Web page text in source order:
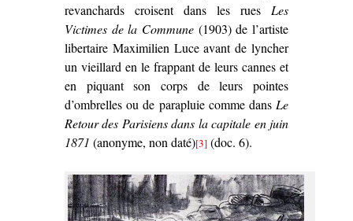
revanchards croisent dans les rues Les
Victimes de la Commune (1903) de l’artiste
libertaire Maximilien Luce avant de lyncher
un vieillard en le frappant de leurs cannes et
en piquant son corps de leurs pointes
d’ombrelles ou de parapluie comme dans Le
Retour des Parisiens dans la capitale en juin
1871 (anonyme, non daté)[3] (doc. 6).